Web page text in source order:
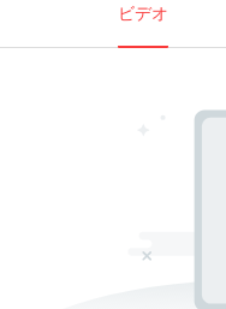
ビデオ